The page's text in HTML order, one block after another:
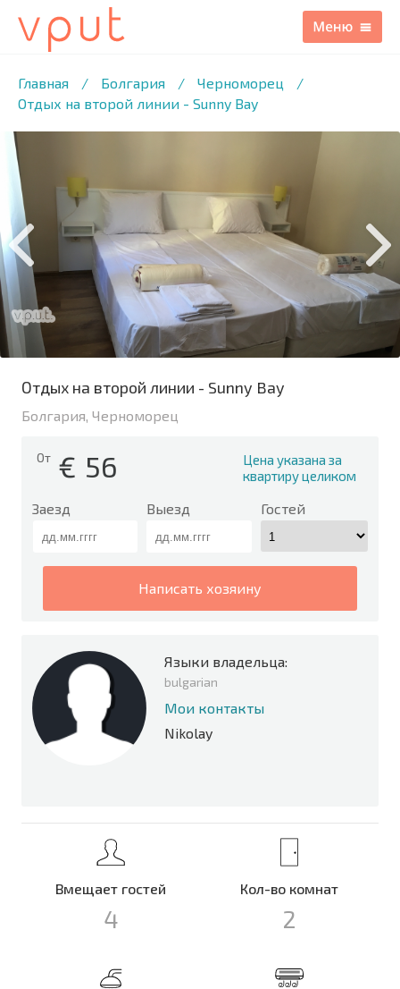
Главная / Болгария / Черноморец
/
Отдых на второй линии - Sunny Bay
/7 ФОТО
Отдых на второй линии - Sunny Bay
Болгария, Черноморец
От € 56
Цена указана за
квартиру целиком
Заезд Выезд Гостей
написать хозяину
Языки владельца:
bulgarian
Мои контакты
Nikolay
Вмещает гостей
4
Кол-во комнат
2